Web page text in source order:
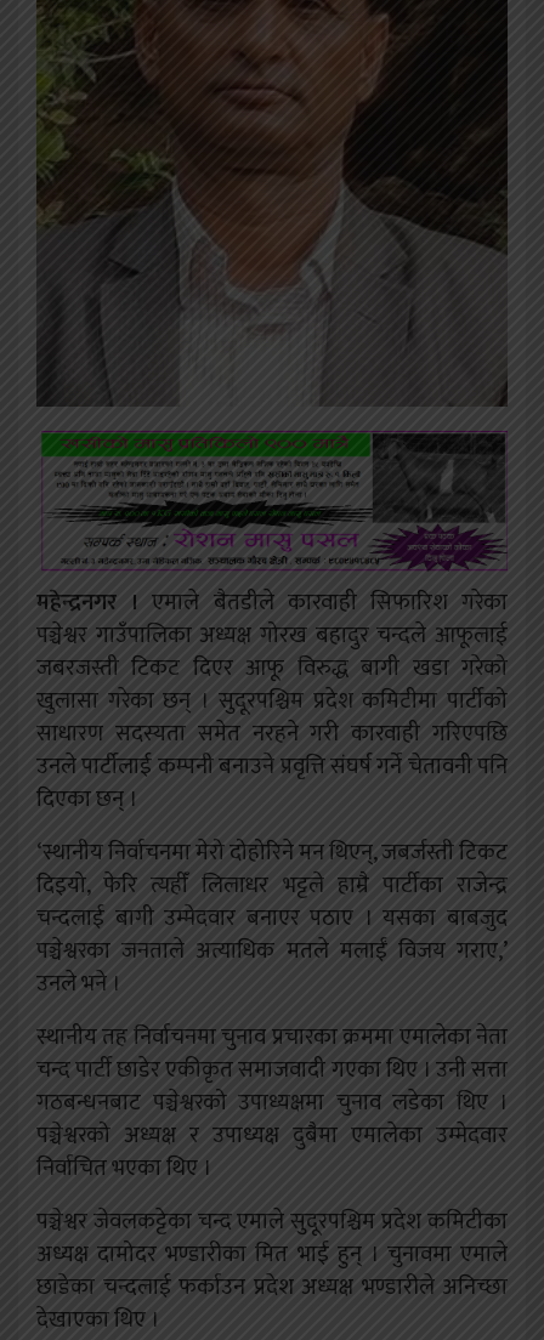
महेन्द्रनगर । एमाले बैतडीले कारवाही सिफारिश गरेका
पञ्चेश्वर गाउँपालिका अध्यक्ष गोरख बहादुर चन्दले आफूलाई
जबरजस्ती टिकट दिएर आफू विरुद्ध बागी खडा गरेको
खुलासा गरेका छन् । सुदूरपश्चिम प्रदेश कमिटीमा पार्टीको
साधारण सदस्यता समेत नरहने गरी कारवाही गरिएपछि
उनले पार्टीलाई कम्पनी बनाउने प्रवृत्ति संघर्ष गर्ने चेतावनी पनि
दिएका छन् ।
‘स्थानीय निर्वाचनमा मेरो दोहोरिने मन थिएन्, जबर्जस्ती टिकट
दिइयो, फेरि त्यहीँ लिलाधर भट्टले हाम्रै पार्टीका राजेन्द्र
चन्दलाई बागी उम्मेदवार बनाएर पठाए । यसका बाबजुद
पञ्चेश्वरका जनताले अत्याधिक मतले मलाईं विजय गराए,’
उनले भने ।
स्थानीय तह निर्वाचनमा चुनाव प्रचारका क्रममा एमालेका नेता
चन्द पार्टी छाडेर एकीकृत समाजवादी गएका थिए । उनी सत्ता
गठबन्धनबाट पञ्चेश्वरको उपाध्यक्षमा चुनाव लडेका थिए ।
पञ्चेश्वरको अध्यक्ष र उपाध्यक्ष दुबैमा एमालेका उम्मेदवार
निर्वाचित भएका थिए ।
पञ्चेश्वर जेवलकट्टेका चन्द एमाले सुदूरपश्चिम प्रदेश कमिटीका
अध्यक्ष दामोदर भण्डारीका मित भाई हुन् । चुनावमा एमाले
छाडेका चन्दलाई फर्काउन प्रदेश अध्यक्ष भण्डारीले अनिच्छा
देखाएका थिए ।